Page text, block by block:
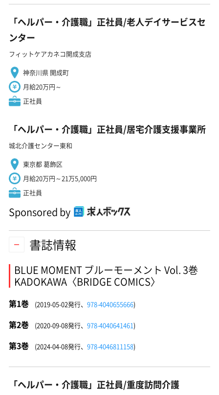
「ヘルパー・介護職」正社員/老人デイサービスセ
ンター
フィットケアカネコ開成支店
神奈川県 開成町
月給20万円～
正社員
「ヘルパー・介護職」正社員/居宅介護支援事業所
城北介護センター東和
東京都 葛飾区
月給20万円～21万5,000円
正社員
Sponsored by
書誌情報
BLUE MOMENT ブルーモーメント Vol. 3巻
KADOKAWA〈BRIDGE COMICS〉
第1巻 (2019-05-02発行、 978-4040655666)
第2巻 (2020-09-08発行、 978-4040641461)
第3巻 (2024-04-08発行、 978-4046811158)
「ヘルパー・介護職」正社員/重度訪問介護